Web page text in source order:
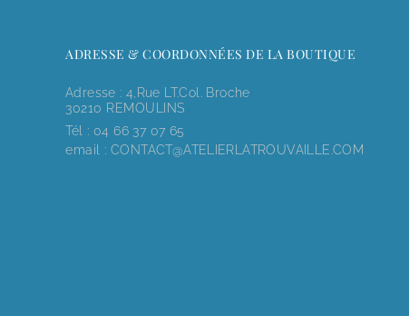
ADRESSE & COORDONNÉES DE LA BOUTIQUE
Adresse : 4,rue LT.Col. Broche
30210 REMOULINS
Tél : 04 66 37 07 65
email : CONTACT@ATELIERLATROUVAILLE.COM